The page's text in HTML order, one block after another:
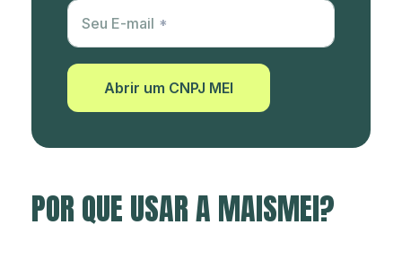
Utm Content
Seu E-mail
Abrir um CNPJ MEI
POR QUE USAR A MAISMEI?